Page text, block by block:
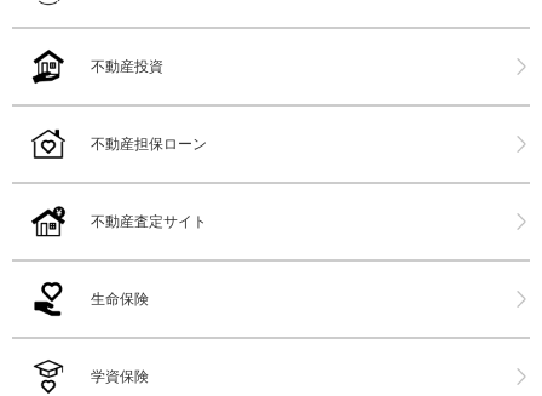
不動産投資
不動産担保ローン
不動産査定サイト
生命保険
学資保険